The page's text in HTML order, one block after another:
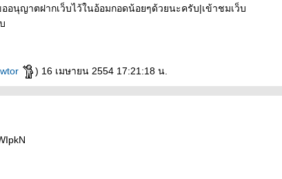
นุญาตฝากเว็บไว้ในอ้อมกอดน้อยๆด้วยนะครับ|เข้าชมเว็บ
) 16 เมษายน 2554 17:21:18 น.